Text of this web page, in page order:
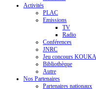
Activités
PLAC
Emissions
TV
Radio
Conférences
JNRC
Jeu concours KOUKA
Bibliothèque
Autre
Nos Partenaires
Partenaires nationaux